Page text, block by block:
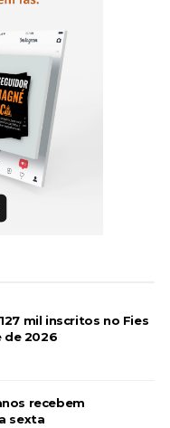
mil inscritos no Fies
de 2026
recebem
sexta